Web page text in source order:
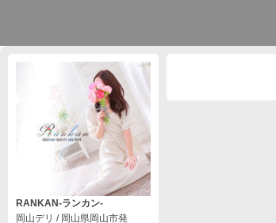
RANKAN-ランカン-
岡山デリ / 岡山県岡山市発